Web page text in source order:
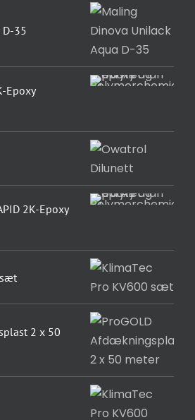
D-35
Epoxy
2K-Epoxy
sæt
2 x 50